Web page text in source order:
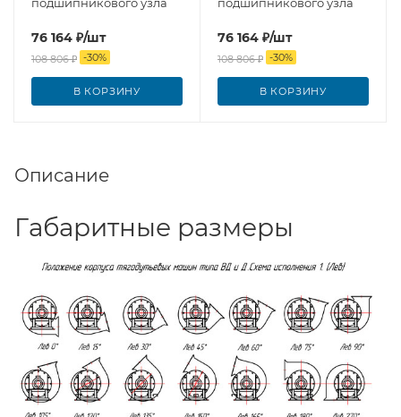
76 164 ₽/шт
108 806₽ -30%
В КОРЗИНУ
76 164 ₽/шт
108 806₽ -30%
В КОРЗИНУ
Описание
Габаритные размеры